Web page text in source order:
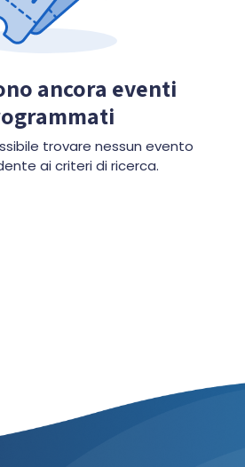
ancora eventi
trovare nessun evento
ai criteri di ricerca.